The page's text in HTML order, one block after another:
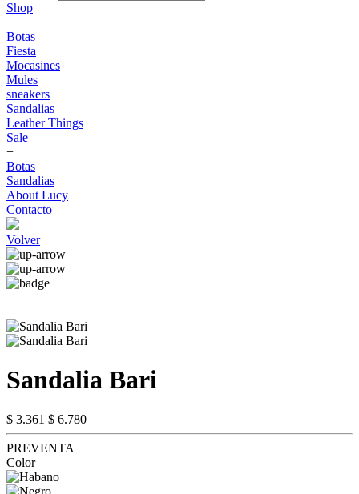
Shop
+
Botas
Fiesta
Mocasines
Mules
sneakers
Sandalias
Leather Things
Sale
+
Botas
Sandalias
About Lucy
Contacto
Volver
Sandalia Bari
$ 3.361 $ 6.780
PREVENTA
Color